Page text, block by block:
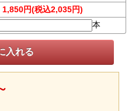
1,850円(税込2,035円)
本